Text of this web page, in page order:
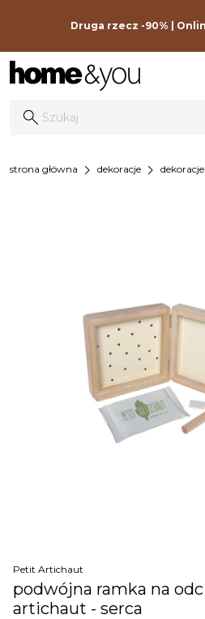
Druga rzecz -90% |
strona główna chevron_right dekoracje chevron_right
Petit Artichaut
podwójna ramka na
artichaut - serca